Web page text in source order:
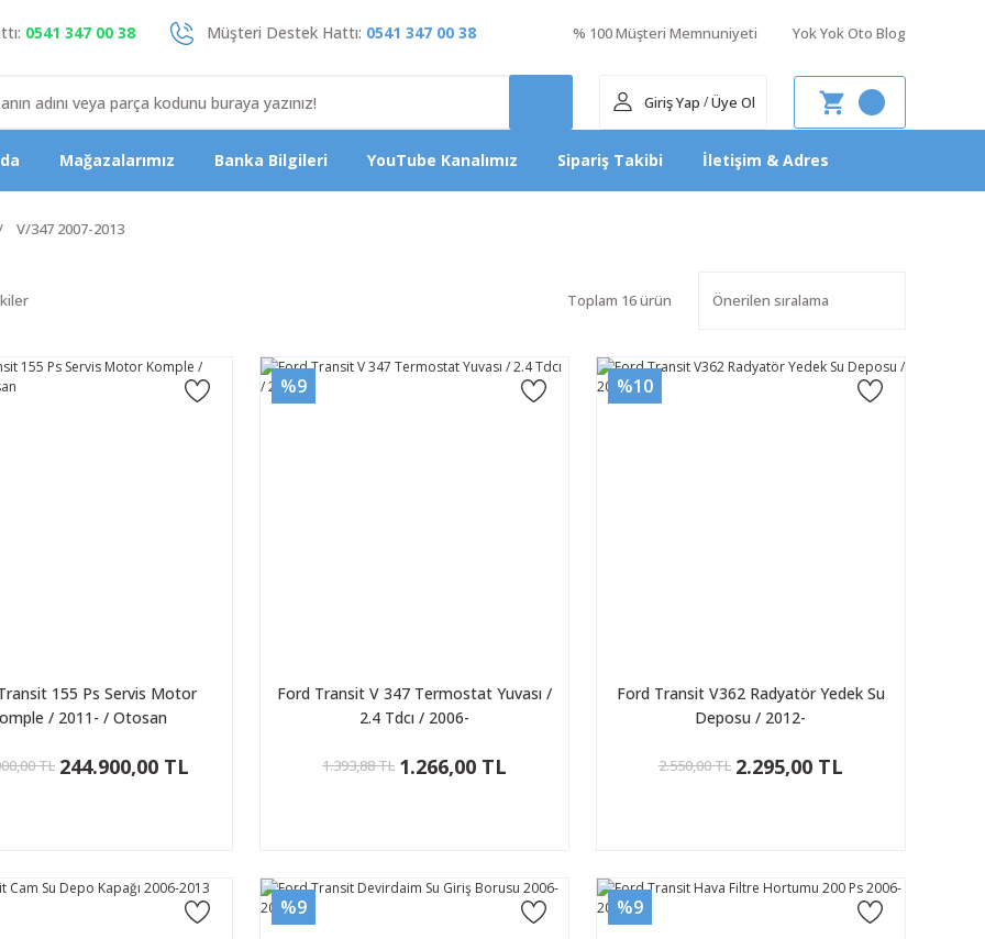
0541 347 00 38 Müşteri Destek Hattı: 0541 347 00 38 % 100 Müşteri Memnuniyeti Yok Yok Oto Blog
Giriş Yap /Üye Ol
Mağazalarımız Banka Bilgileri YouTube Kanalımız Sipariş Takibi İletişim & Adres
V/347 2007-2013
Toplam 16 ürün
155 Ps Servis Motor
/ 2011- / Otosan
TL 244.900,00 TL
%9
Ford Transit V 347 Termostat Yuvası /
2.4 Tdcı / 2006-
1.393,88 TL 1.266,00 TL
%10
Ford Transit V362 Radyatör Yedek Su
Deposu / 2012-
2.550,00 TL 2.295,00 TL
%9 %9